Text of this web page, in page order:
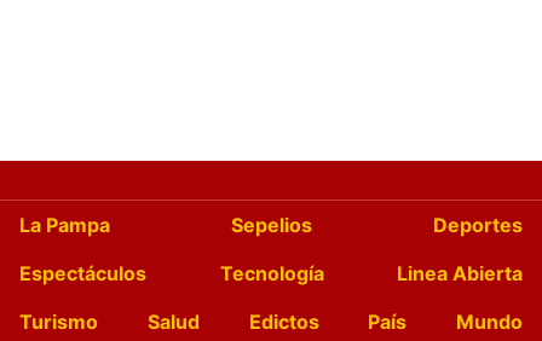
La Pampa Sepelios
Deportes
Espectáculos
Tecnología
Linea Abierta
Turismo
Salud Edictos País
Mundo